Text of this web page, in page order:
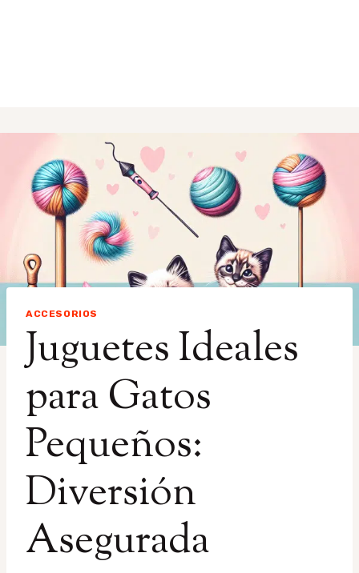
ACCESORIOS
Juguetes Ideales
para Gatos
Pequeños:
Diversión
Asegurada